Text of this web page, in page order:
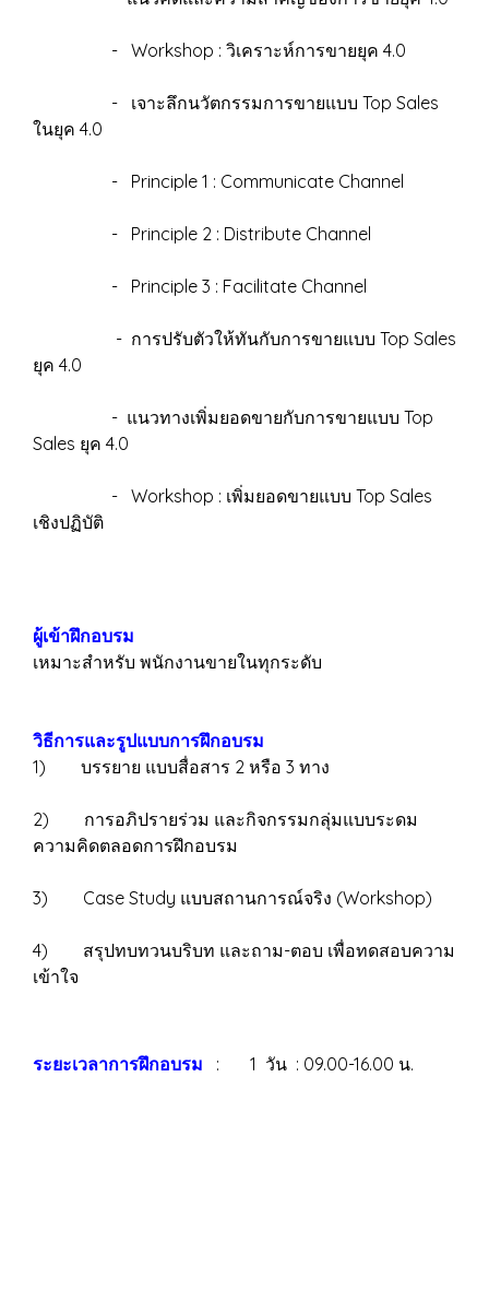
- Workshop : วิเคราะห์การขายยุค 4.0
- เจาะลึกนวัตกรรมการขายแบบ Top Sales
ในยุค 4.0
- Principle 1 : Communicate Channel
- Principle 2 : Distribute Channel
- Principle 3 : Facilitate Channel
- การปรับตัวให้ทันกับการขายแบบ Top Sales
ยุค 4.0
- แนวทางเพิ่มยอดขายกับการขายแบบ Top
Sales ยุค 4.0
- Workshop : เพิ่มยอดขายแบบ Top Sales
เชิงปฏิบัติ
ผู้เข้าฝึกอบรม
เหมาะสำหรับ พนักงานขายในทุกระดับ
วิธีการและรูปแบบการฝึกอบรม
1) บรรยาย แบบสื่อสาร 2 หรือ 3 ทาง
2) การอภิปรายร่วม และกิจกรรมกลุ่มแบบระดม
ความคิดตลอดการฝึกอบรม
3) Case Study แบบสถานการณ์จริง (Workshop)
4) สรุปทบทวนบริบท และถาม-ตอบ เพื่อทดสอบความ
เข้าใจ
ระยะเวลาการฝึกอบรม : 1 วัน : 09.00-16.00 น.